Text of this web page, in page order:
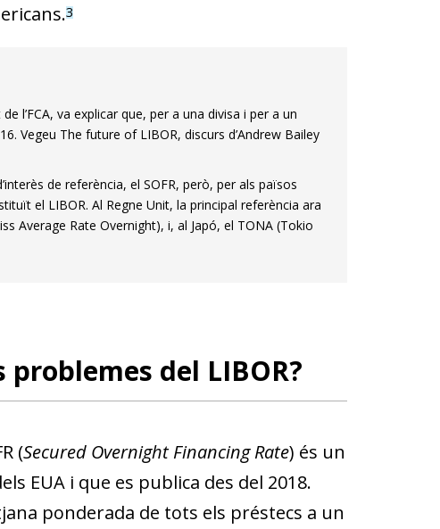
3
l’FCA, va explicar que, per a una divisa i per a un
Vegeu The future of LIBOR, discurs d’Andrew Bailey
de referència, el SOFR, però, per als països
el LIBOR. Al Regne Unit, la principal referència ara
Average Rate Overnight), i, al Japó, el TONA (Tokio
problemes del LIBOR?
(Secured Overnight Financing Rate) és un
EUA i que es publica des del 2018.
ponderada de tots els préstecs a un